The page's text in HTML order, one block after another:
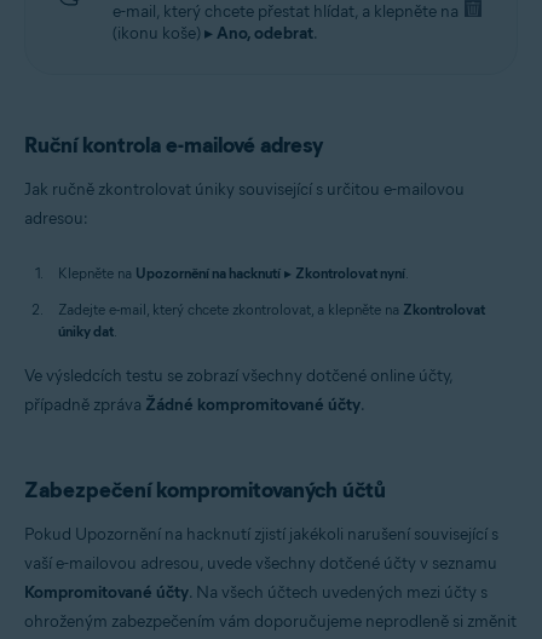
e-mail, který chcete přestat hlídat, a klepněte na
(ikonu koše) ▸ Ano, odebrat.
Ruční kontrola e-mailové adresy
Jak ručně zkontrolovat úniky související s určitou e-mailovou
adresou:
Klepněte na Upozornění na hacknutí ▸ Zkontrolovat nyní.
Zadejte e-mail, který chcete zkontrolovat, a klepněte na Zkontrolovat
úniky dat.
Ve výsledcích testu se zobrazí všechny dotčené online účty,
případně zpráva Žádné kompromitované účty.
Zabezpečení kompromitovaných účtů
Pokud Upozornění na hacknutí zjistí jakékoli narušení související s
vaší e-mailovou adresou, uvede všechny dotčené účty v seznamu
Kompromitované účty. Na všech účtech uvedených mezi účty s
ohroženým zabezpečením vám doporučujeme neprodleně si změnit